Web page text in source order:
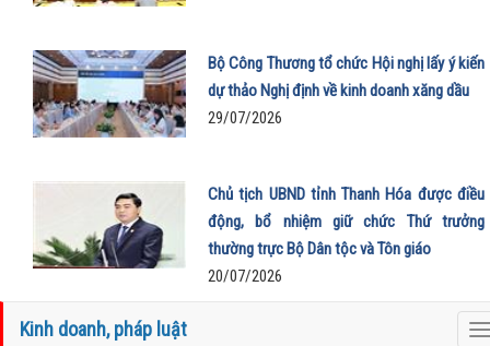
Bộ Công Thương tổ chức Hội nghị lấy ý kiến
dự thảo Nghị định về kinh doanh xăng dầu
29/07/2026
Chủ tịch UBND tỉnh Thanh Hóa được điều
động, bổ nhiệm giữ chức Thứ trưởng
thường trực Bộ Dân tộc và Tôn giáo
20/07/2026
Kinh doanh, pháp luật